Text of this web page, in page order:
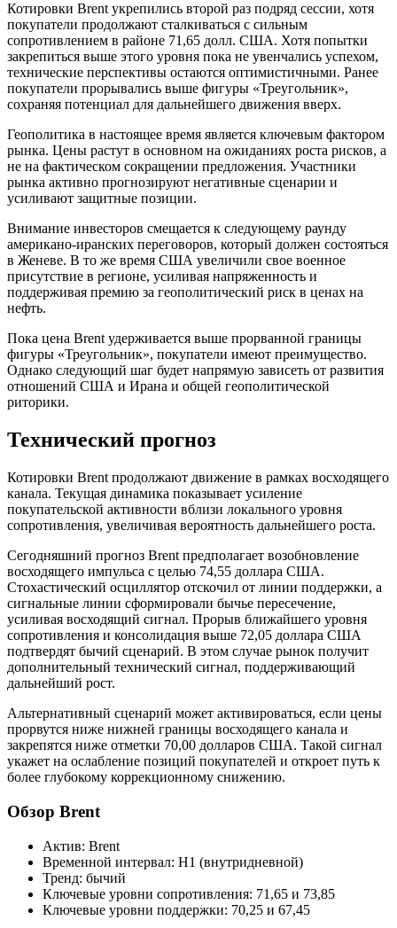
Котировки Brent укрепились второй раз подряд сессии, хотя
покупатели продолжают сталкиваться с сильным
сопротивлением в районе 71,65 долл. США. Хотя попытки
закрепиться выше этого уровня пока не увенчались успехом,
технические перспективы остаются оптимистичными. Ранее
покупатели прорывались выше фигуры «Треугольник»,
сохраняя потенциал для дальнейшего движения вверх.
Геополитика в настоящее время является ключевым фактором
рынка. Цены растут в основном на ожиданиях роста рисков, а
не на фактическом сокращении предложения. Участники
рынка активно прогнозируют негативные сценарии и
усиливают защитные позиции.
Внимание инвесторов смещается к следующему раунду
американо-иранских переговоров, который должен состояться
в Женеве. В то же время США увеличили свое военное
присутствие в регионе, усиливая напряженность и
поддерживая премию за геополитический риск в ценах на
нефть.
Пока цена Brent удерживается выше прорванной границы
фигуры «Треугольник», покупатели имеют преимущество.
Однако следующий шаг будет напрямую зависеть от развития
отношений США и Ирана и общей геополитической
риторики.
Технический прогноз
Котировки Brent продолжают движение в рамках восходящего
канала. Текущая динамика показывает усиление
покупательской активности вблизи локального уровня
сопротивления, увеличивая вероятность дальнейшего роста.
Сегодняшний прогноз Brent предполагает возобновление
восходящего импульса с целью 74,55 доллара США.
Стохастический осциллятор отскочил от линии поддержки, а
сигнальные линии сформировали бычье пересечение,
усиливая восходящий сигнал. Прорыв ближайшего уровня
сопротивления и консолидация выше 72,05 доллара США
подтвердят бычий сценарий. В этом случае рынок получит
дополнительный технический сигнал, поддерживающий
дальнейший рост.
Альтернативный сценарий может активироваться, если цены
прорвутся ниже нижней границы восходящего канала и
закрепятся ниже отметки 70,00 долларов США. Такой сигнал
укажет на ослабление позиций покупателей и откроет путь к
более глубокому коррекционному снижению.
Обзор Brent
Актив: Brent
Временной интервал: H1 (внутридневной)
Тренд: бычий
Ключевые уровни сопротивления: 71,65 и 73,85
Ключевые уровни поддержки: 70,25 и 67,45